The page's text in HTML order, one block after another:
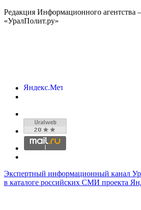
Редакция Информационного
«УралПолит.ру»
Экспертный информационный канал
в каталоге российских СМИ проекта